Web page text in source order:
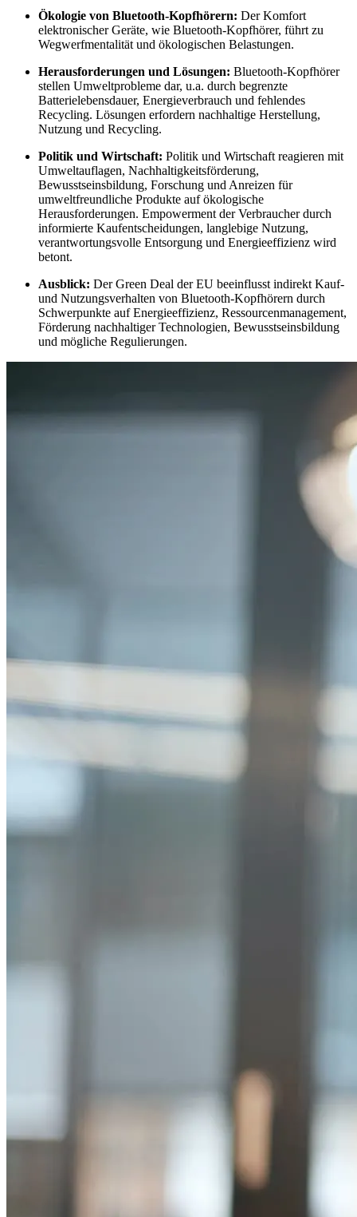
Ökologie von Bluetooth-Kopfhörern: Der Komfort
elektronischer Geräte, wie Bluetooth-Kopfhörer, führt zu
Wegwerfmentalität und ökologischen Belastungen.
Herausforderungen und Lösungen: Bluetooth-Kopfhörer
stellen Umweltprobleme dar, u.a. durch begrenzte
Batterielebensdauer, Energieverbrauch und fehlendes
Recycling. Lösungen erfordern nachhaltige Herstellung,
Nutzung und Recycling.
Politik und Wirtschaft: Politik und Wirtschaft reagieren mit
Umweltauflagen, Nachhaltigkeitsförderung,
Bewusstseinsbildung, Forschung und Anreizen für
umweltfreundliche Produkte auf ökologische
Herausforderungen. Empowerment der Verbraucher durch
informierte Kaufentscheidungen, langlebige Nutzung,
verantwortungsvolle Entsorgung und Energieeffizienz wird
betont.
Ausblick: Der Green Deal der EU beeinflusst indirekt Kauf-
und Nutzungsverhalten von Bluetooth-Kopfhörern durch
Schwerpunkte auf Energieeffizienz, Ressourcenmanagement,
Förderung nachhaltiger Technologien, Bewusstseinsbildung
und mögliche Regulierungen.